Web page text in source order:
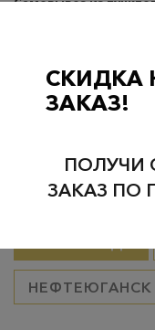
НЕФТЕЮГАНСК
СКИДКА
ЗАКАЗ!
ПОЛУЧИ
ЗАКАЗ ПО